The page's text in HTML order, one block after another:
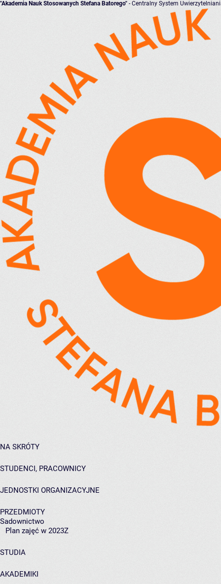
"Akademia Nauk Stosowanych Stefana Batorego" - Centralny System
NA SKRÓTY
STUDENCI, PRACOWNICY
JEDNOSTKI ORGANIZACYJNE
PRZEDMIOTY
Sadownictwo
Plan zajęć w 2023Z
STUDIA
AKADEMIKI